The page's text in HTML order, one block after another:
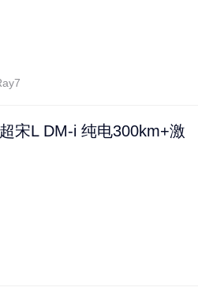
宋L DM-i 纯电300km+激